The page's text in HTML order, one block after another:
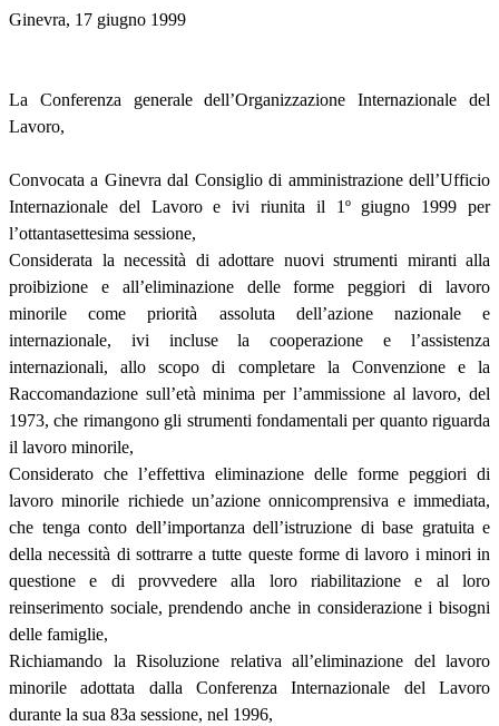
Ginevra, 17 giugno 1999
La Conferenza generale dell’Organizzazione Internazionale del
Lavoro,
Convocata a Ginevra dal Consiglio di amministrazione dell’Ufficio
Internazionale del Lavoro e ivi riunita il 1º giugno 1999 per
l’ottantasettesima sessione,
Considerata la necessità di adottare nuovi strumenti miranti alla
proibizione e all’eliminazione delle forme peggiori di lavoro
minorile come priorità assoluta dell’azione nazionale e
internazionale, ivi incluse la cooperazione e l’assistenza
internazionali, allo scopo di completare la Convenzione e la
Raccomandazione sull’età minima per l’ammissione al lavoro, del
1973, che rimangono gli strumenti fondamentali per quanto riguarda
il lavoro minorile,
Considerato che l’effettiva eliminazione delle forme peggiori di
lavoro minorile richiede un’azione onnicomprensiva e immediata,
che tenga conto dell’importanza dell’istruzione di base gratuita e
della necessità di sottrarre a tutte queste forme di lavoro i minori in
questione e di provvedere alla loro riabilitazione e al loro
reinserimento sociale, prendendo anche in considerazione i bisogni
delle famiglie,
Richiamando la Risoluzione relativa all’eliminazione del lavoro
minorile adottata dalla Conferenza Internazionale del Lavoro
durante la sua 83a sessione, nel 1996,